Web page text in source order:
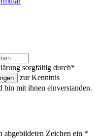
sorgfältig durch*
zur Kenntnis
bin mit ihnen einverstanden.
abgebildeten Zeichen ein *